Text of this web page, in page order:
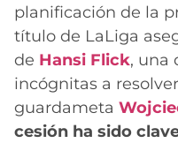
planificación de la
título de LaLiga
de Hansi Flick, una
incógnitas a
guardameta
cesión ha sido